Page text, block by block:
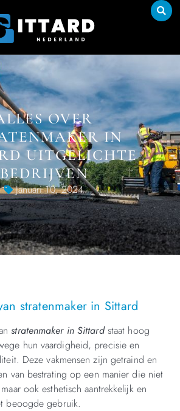
OVER
IN
UITGELICHTE
BEDRIJVEN
Januari 10, 2024
stratenmaker in Sittard
stratenmaker in Sittardstaat hoog
hun vaardigheid, precisie en
Deze vakmensen zijn getraind en
van bestrating op een manier die niet
ook esthetisch aantrekkelijk en
beoogde gebruik.